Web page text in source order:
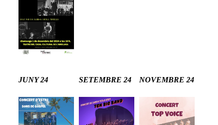
JUNY 24 SETEMBRE 24 NOVEMBRE 24